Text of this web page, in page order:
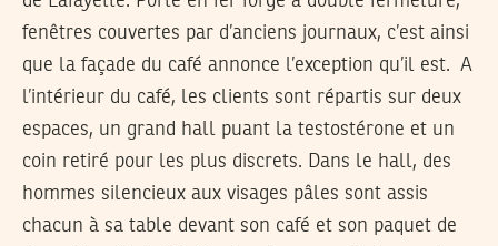
fenêtres couvertes par d’anciens journaux, c’est ainsi
que la façade du café annonce l’exception qu’il est. A
l’intérieur du café, les clients sont répartis sur deux
espaces, un grand hall puant la testostérone et un
coin retiré pour les plus discrets. Dans le hall, des
hommes silencieux aux visages pâles sont assis
chacun à sa table devant son café et son paquet de